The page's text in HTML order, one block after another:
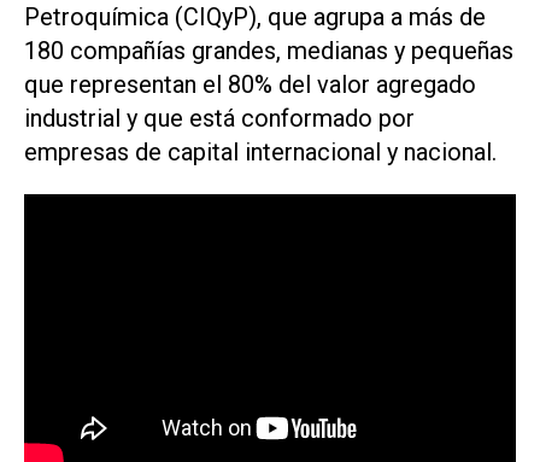
Petroquímica (CIQyP), que agrupa a más de
180 compañías grandes, medianas y pequeñas
que representan el 80% del valor agregado
industrial y que está conformado por
empresas de capital internacional y nacional.